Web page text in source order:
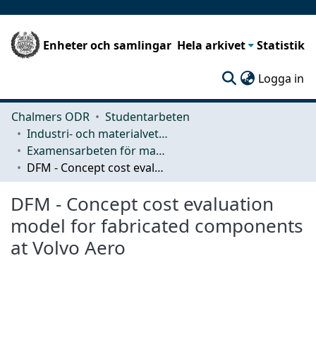
Enheter och samlingar Hela arkivet Statistik
Logga in
Chalmers ODR
Studentarbeten
Industri- och materialvetenskap (IMS)
Examensarbeten för masterexamen
DFM - Concept cost evaluation model for fabricated components at Volvo Aero
DFM - Concept cost evaluation
model for fabricated components
at Volvo Aero